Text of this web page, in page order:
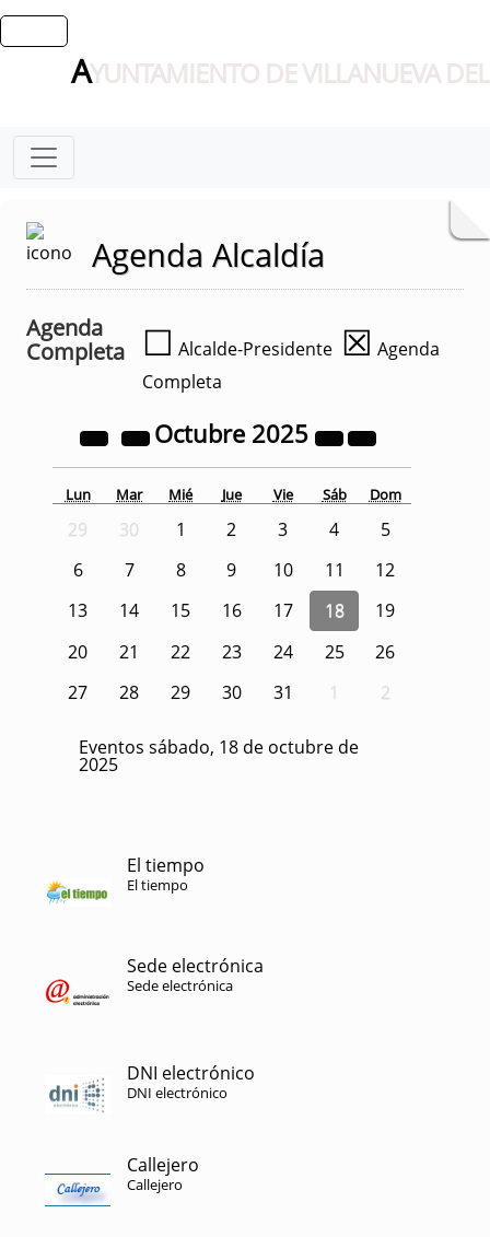
AYUNTAMIENTO DE VILLANUEVA
Agenda Alcaldía
Agenda
Completa
☐ Alcalde-Presidente ☒ Agenda
Completa
Octubre 2025
Lun Mar Mié Jue Vie Sáb Dom
29 30 1 2 3 4
5
6
7 8 9 10 11
12
13
14 15 16 17 18
19
20
21 22 23 24 25
26
27
28 29 30 31 1 2
Eventos sábado, 18 de octubre de
2025
El tiempo
El tiempo
Sede electrónica
Sede electrónica
DNI electrónico
DNI electrónico
Callejero
Callejero